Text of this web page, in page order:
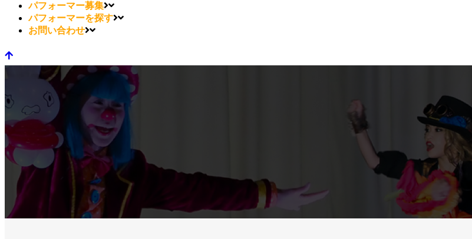
パフォーマー募集
パフォーマーを探す
お問い合わせ